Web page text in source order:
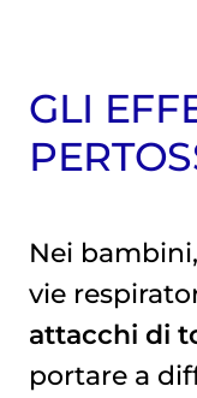
GLI
Nei
vie
attacchi di
portare a